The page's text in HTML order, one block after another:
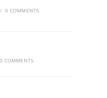
/ 0 COMMENTS
0 COMMENTS